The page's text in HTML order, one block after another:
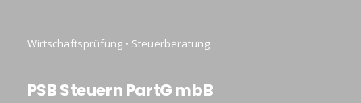
Wirtschaftsprüfung • Steuerberatung
PSB Steuern PartG mbB